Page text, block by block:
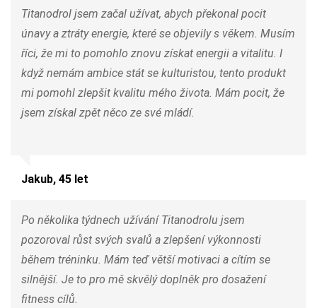
Titanodrol jsem začal užívat, abych překonal pocit
únavy a ztráty energie, které se objevily s věkem. Musím
říci, že mi to pomohlo znovu získat energii a vitalitu. I
když nemám ambice stát se kulturistou, tento produkt
mi pomohl zlepšit kvalitu mého života. Mám pocit, že
jsem získal zpět něco ze své mládí.
Jakub, 45 let
Po několika týdnech užívání Titanodrolu jsem
pozoroval růst svých svalů a zlepšení výkonnosti
během tréninku. Mám teď větší motivaci a cítím se
silnější. Je to pro mě skvělý doplněk pro dosažení
fitness cílů.